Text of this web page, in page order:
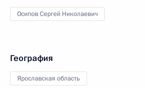
Осипов Сергей Николаевич
География
Ярославская область